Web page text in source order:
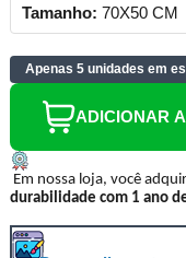
Tamanho: 70X50 CM
Apenas 5 unidades em
ADICIONAR
Em nossa loja, você
durabilidade com 1 ano